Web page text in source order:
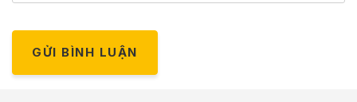
GỬI BÌNH LUẬN